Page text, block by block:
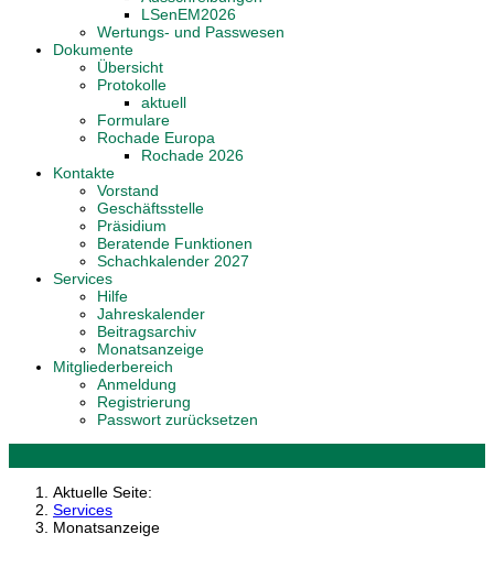
LSenEM2026
Wertungs- und Passwesen
Dokumente
Übersicht
Protokolle
aktuell
Formulare
Rochade Europa
Rochade 2026
Kontakte
Vorstand
Geschäftsstelle
Präsidium
Beratende Funktionen
Schachkalender 2027
Services
Hilfe
Jahreskalender
Beitragsarchiv
Monatsanzeige
Mitgliederbereich
Anmeldung
Registrierung
Passwort zurücksetzen
Aktuelle Seite:
Services
Monatsanzeige